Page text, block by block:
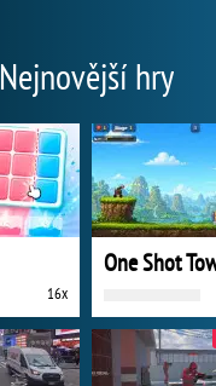
Nejnovější hry
16x